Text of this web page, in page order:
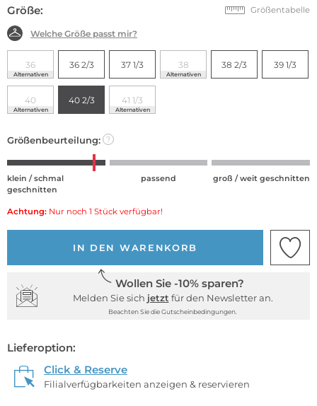
Größe: Größentabelle
Welche Größe passt mir?
36
Alternativen
36 2/3 37 1/3 38
Alternativen
38 2/3 39 1/3
40
Alternativen
40 2/3 41 1/3
Alternativen
Größenbeurteilung: ?
klein / schmal
geschnitten
passend groß / weit geschnitten
Achtung: Nur noch 1 Stück verfügbar!
IN DEN WARENKORB
Wollen Sie -10% sparen?
Melden Sie sich jetzt für den Newsletter an.
Beachten Sie die Gutscheinbedingungen.
Lieferoption:
Click & Reserve
Filialverfügbarkeiten anzeigen & reservieren